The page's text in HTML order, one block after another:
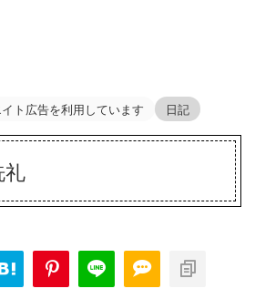
ト広告を利用しています 日記
礼